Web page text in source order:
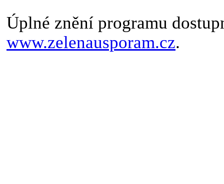
Úplné znění programu
www.zelenausporam.cz.